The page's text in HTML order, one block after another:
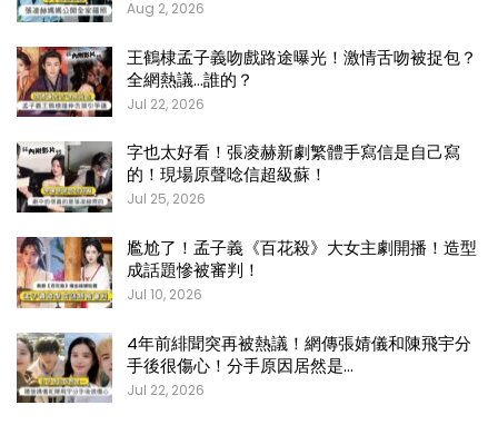
Aug 2, 2026
王鶴棣孟子義吻戲路途曝光！激情舌吻被捉包？
全網熱議…誰的？
Jul 22, 2026
字也太好看！張凌赫新劇繁體手寫信是自己寫
的！現場原聲唸信超級蘇！
Jul 25, 2026
尷尬了！孟子義《百花殺》大女主劇開播！造型
成話題慘被審判！
Jul 10, 2026
4年前緋聞突再被熱議！網傳張婧儀和陳飛宇分
手後很傷心！分手原因居然是…
Jul 22, 2026